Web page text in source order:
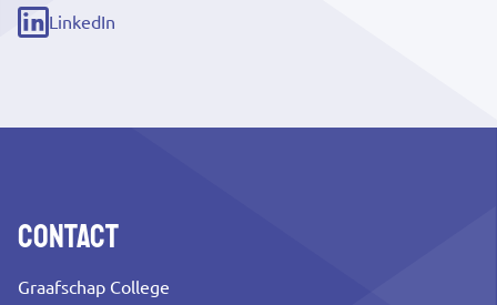
link)
LinkedIn
(externe
Contact
Graafschap College